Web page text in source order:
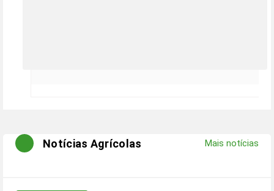
Notícias Agrícolas Mais notícias